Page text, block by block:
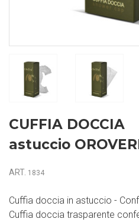
CUFFIA DOCCIA
astuccio
ART. 1834
Cuffia doccia in astuccio -
Cuffia doccia trasparente